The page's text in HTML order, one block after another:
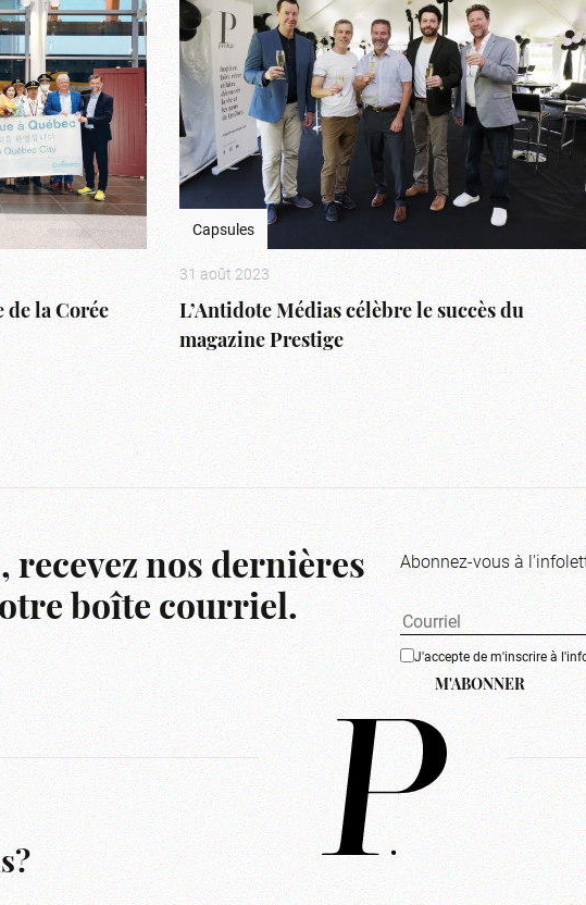
de la Corée
Capsules
31 août 2023
L’Antidote Médias célèbre le succès du
magazine Prestige
recevez nos dernières
boîte courriel.
Abonnez-vous à
J'accepte de m'inscrire à
M'ABONNER